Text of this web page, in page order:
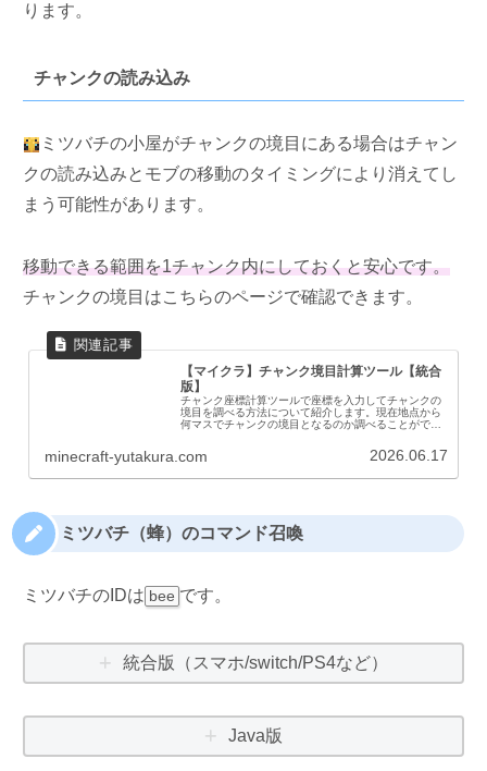
ります。
チャンクの読み込み
ミツバチの小屋がチャンクの境目にある場合はチャン
クの読み込みとモブの移動のタイミングにより消えてし
まう可能性があります。
移動できる範囲を1チャンク内にしておくと安心です。
チャンクの境目はこちらのページで確認できます。
【マイクラ】チャンク境目計算ツール【統合
版】
チャンク座標計算ツールで座標を入力してチャンクの
境目を調べる方法について紹介します。現在地点から
何マスでチャンクの境目となるのか調べることができ
です。高さ(y)座標は対象外です。現在の地点を含...
minecraft-yutakura.com 2026.06.17
ミツバチ（蜂）のコマンド召喚
ミツバチのIDは bee です。
統合版（スマホ/switch/PS4など）
Java版